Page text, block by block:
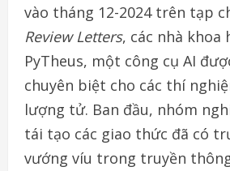
vào tháng 12-2024 trên tạp
Review Letters, các nhà khoa
PyTheus, một công cụ AI
chuyên biệt cho các thí
lượng tử. Ban đầu, nhóm
tái tạo các giao thức đã có
vướng víu trong truyền